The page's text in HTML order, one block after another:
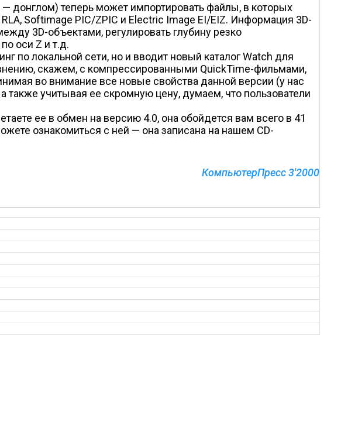
донглом) теперь может импортировать файлы, в которых
Softimage PIC/ZPIC и Electric Image EI/EIZ. Информация 3D-
3D-объектами, регулировать глубину резко
оси Z и т.д.
по локальной сети, но и вводит новый каталог Watch для
скажем, с компрессированными QuickTime-фильмами,
во внимание все новые свойства данной версии (у нас
также учитывая ее скромную цену, думаем, что пользователи
ее в обмен на версию 4.0, она обойдется вам всего в 41
ознакомиться с ней — она записана на нашем CD-
КомпьютерПресс 3'2000